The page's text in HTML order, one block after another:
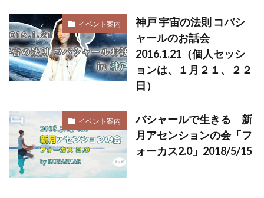
イベント案内
神戸 宇宙の法則 コバシ
ャールのお話会
2016.1.21（個人セッシ
ョンは、１月２１、２２
日）
イベント案内
バシャールで生きる 新
月アセンションの会「フ
ォーカス2.0」2018/5/15